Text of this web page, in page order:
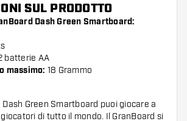
SUL PRODOTTO
Dash Green Smartboard:
batterie AA
massimo: 18 Grammo
Dash Green Smartboard puoi giocare a
di tutto il mondo. Il GranBoard si